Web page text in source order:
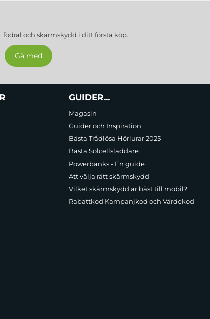
fodral och skärmskydd i ditt första köp.
GUIDER...
Magasin
Guider och Inspiration
Bästa Trådlösa Hörlurar 2025
Bästa Solcellsladdare
Powerbanks - En guide
Att välja rätt skärmskydd
Vilket skärmskydd är bäst till mobil?
Rabattkod Kampanjkod och Värdekod